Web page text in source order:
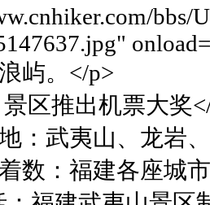
bbs/
屿。</p>
推出机票大奖
武夷山、龙岩、
：福建各座城市